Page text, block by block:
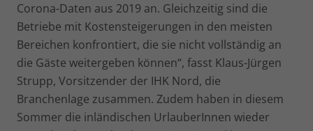
Corona-Daten aus 2019 an. Gleichzeitig sind die
Betriebe mit Kostensteigerungen in den meisten
Bereichen konfrontiert, die sie nicht vollständig an
die Gäste weitergeben können“, fasst Klaus-Jürgen
Strupp, Vorsitzender der IHK Nord, die
Branchenlage zusammen. Zudem haben in diesem
Sommer die inländischen UrlauberInnen wieder